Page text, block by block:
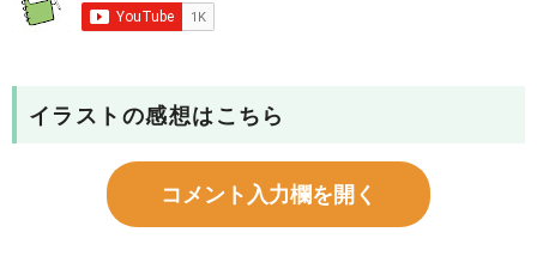
イラストの感想はこちら
コメント入力欄を開く